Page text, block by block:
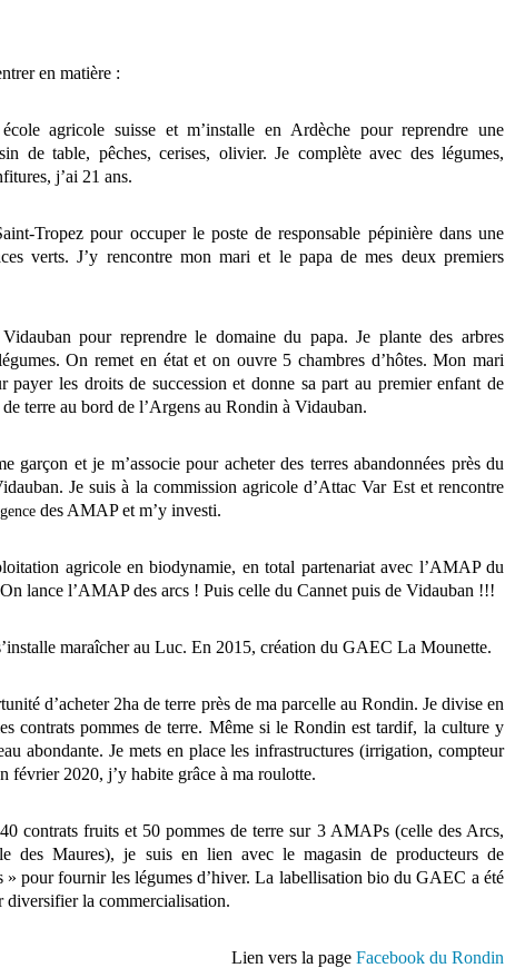
en matière :
agricole suisse et m’installe en Ardèche pour reprendre une
de table, pêches, cerises, olivier. Je complète avec des légumes,
j’ai 21 ans.
Tropez pour occuper le poste de responsable pépinière dans une
verts. J’y rencontre mon mari et le papa de mes deux premiers
pour reprendre le domaine du papa. Je plante des arbres
On remet en état et on ouvre 5 chambres d’hôtes. Mon mari
payer les droits de succession et donne sa part au premier enfant de
terre au bord de l’Argens au Rondin à Vidauban.
garçon et je m’associe pour acheter des terres abandonnées près du
Je suis à la commission agricole d’Attac Var Est et rencontre
des AMAP et m’y investi.
agricole en biodynamie, en total partenariat avec l’AMAP du
lance l’AMAP des arcs ! Puis celle du Cannet puis de Vidauban !!!
maraîcher au Luc. En 2015, création du GAEC La Mounette.
d’acheter 2ha de terre près de ma parcelle au Rondin. Je divise en
contrats pommes de terre. Même si le Rondin est tardif, la culture y
abondante. Je mets en place les infrastructures (irrigation, compteur
février 2020, j’y habite grâce à ma roulotte.
contrats fruits et 50 pommes de terre sur 3 AMAPs (celle des Arcs,
des Maures), je suis en lien avec le magasin de producteurs de
» pour fournir les légumes d’hiver. La labellisation bio du GAEC a été
diversifier la commercialisation.
Lien vers la page Facebook du Rondin